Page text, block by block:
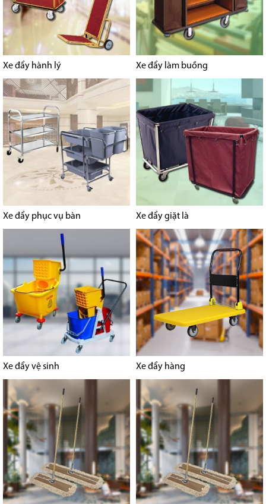
Xe đẩy hành lý Xe đẩy làm buồng
Xe đẩy phục vụ bàn Xe đẩy giặt là
Xe đẩy vệ sinh Xe đẩy hàng